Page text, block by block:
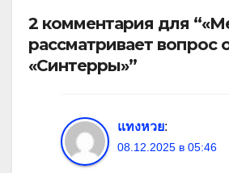
2 комментария для
рассматривает вопрос
«Синтерры»”
แทงหวย:
08.12.2025 в 05:46